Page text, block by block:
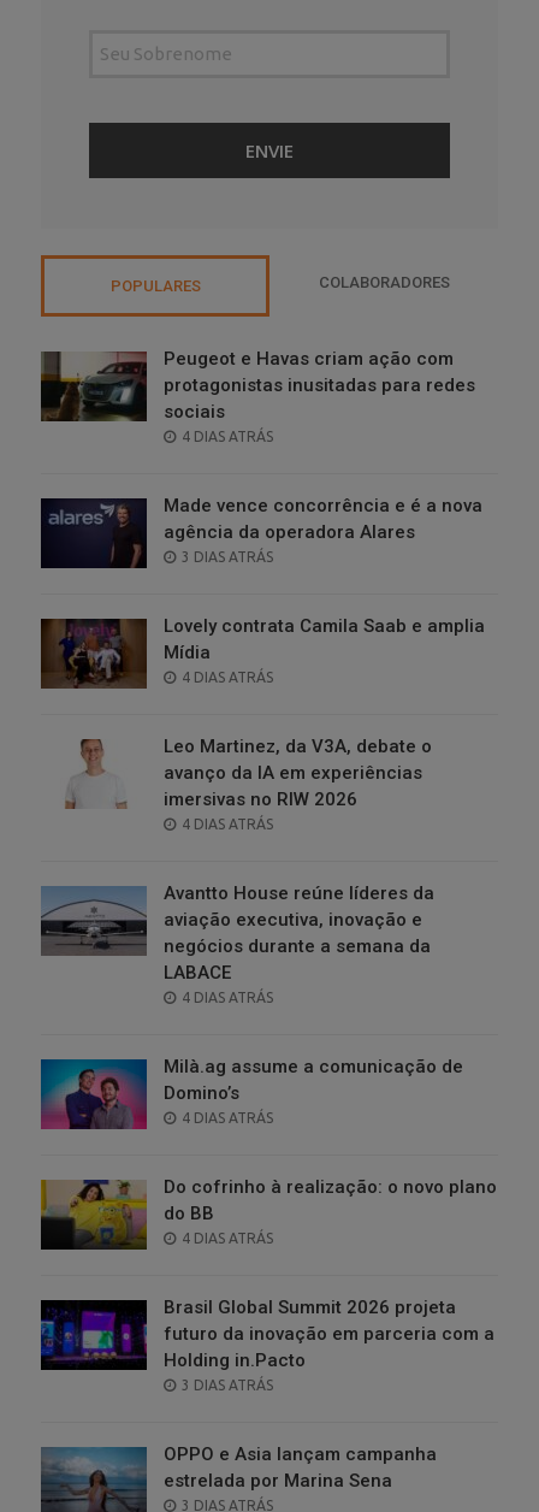
POPULARES COLABORADORES
Peugeot e Havas criam ação com
protagonistas inusitadas para redes
sociais
POSTED
4 DIAS ATRÁS
Made vence concorrência e é a nova
agência da operadora Alares
POSTED
3 DIAS ATRÁS
Lovely contrata Camila Saab e amplia
Mídia
POSTED
4 DIAS ATRÁS
Leo Martinez, da V3A, debate o
avanço da IA em experiências
imersivas no RIW 2026
POSTED
4 DIAS ATRÁS
Avantto House reúne líderes da
aviação executiva, inovação e
negócios durante a semana da
LABACE
POSTED
4 DIAS ATRÁS
Milà.ag assume a comunicação de
Domino’s
POSTED
4 DIAS ATRÁS
Do cofrinho à realização: o novo plano
do BB
POSTED
4 DIAS ATRÁS
Brasil Global Summit 2026 projeta
futuro da inovação em parceria com a
Holding in.Pacto
POSTED
3 DIAS ATRÁS
OPPO e Asia lançam campanha
estrelada por Marina Sena
POSTED
3 DIAS ATRÁS